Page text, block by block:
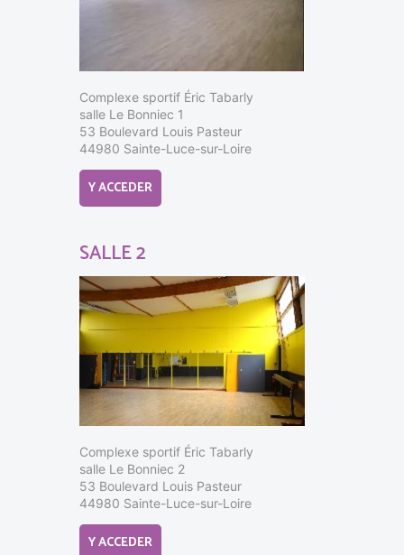
Complexe sportif Éric Tabarly
salle Le Bonniec 1
53 Boulevard Louis Pasteur
44980 Sainte-Luce-sur-Loire
Y ACCEDER
SALLE 2
Complexe sportif Éric Tabarly
salle Le Bonniec 2
53 Boulevard Louis Pasteur
44980 Sainte-Luce-sur-Loire
Y ACCEDER